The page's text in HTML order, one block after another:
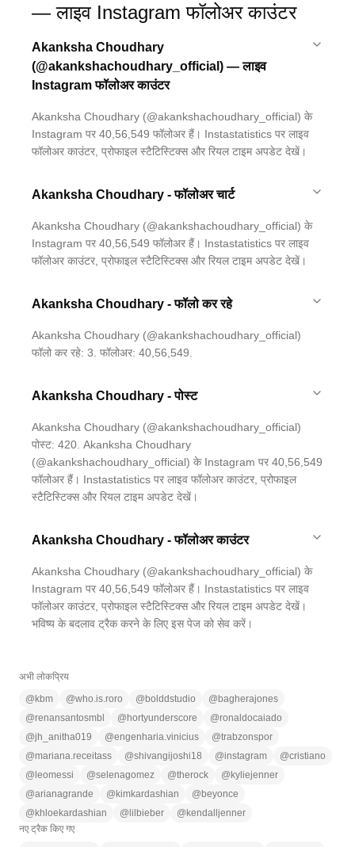
— लाइव Instagram फॉलोअर काउंटर
Akanksha Choudhary
(@akankshachoudhary_official) — लाइव
Instagram फॉलोअर काउंटर
Akanksha Choudhary (@akankshachoudhary_official) के
Instagram पर 40,56,549 फॉलोअर हैं। Instastatistics पर लाइव
फॉलोअर काउंटर, प्रोफाइल स्टैटिस्टिक्स और रियल टाइम अपडेट देखें।
Akanksha Choudhary - फॉलोअर चार्ट
Akanksha Choudhary (@akankshachoudhary_official) के
Instagram पर 40,56,549 फॉलोअर हैं। Instastatistics पर लाइव
फॉलोअर काउंटर, प्रोफाइल स्टैटिस्टिक्स और रियल टाइम अपडेट देखें।
Akanksha Choudhary - फॉलो कर रहे
Akanksha Choudhary (@akankshachoudhary_official)
फॉलो कर रहे: 3. फॉलोअर: 40,56,549.
Akanksha Choudhary - पोस्ट
Akanksha Choudhary (@akankshachoudhary_official)
पोस्ट: 420. Akanksha Choudhary
(@akankshachoudhary_official) के Instagram पर 40,56,549
फॉलोअर हैं। Instastatistics पर लाइव फॉलोअर काउंटर, प्रोफाइल
स्टैटिस्टिक्स और रियल टाइम अपडेट देखें।
Akanksha Choudhary - फॉलोअर काउंटर
Akanksha Choudhary (@akankshachoudhary_official) के
Instagram पर 40,56,549 फॉलोअर हैं। Instastatistics पर लाइव
फॉलोअर काउंटर, प्रोफाइल स्टैटिस्टिक्स और रियल टाइम अपडेट देखें।
भविष्य के बदलाव ट्रैक करने के लिए इस पेज को सेव करें।
अभी लोकप्रिय
@ kbm @who.is.roro @ bolddstudio @ bagherajones
@renansantosmbl @ hortyunderscore @ronaldocaiado
@jh_anitha019 @engenharia.vinicius @trabzonspor
@mariana.receitass @shivangijoshi18 @instagram @cristiano
@ leomessi @selenagomez @therock @ kyliejenner
@arianagrande @ kimkardashian @ beyonce
@ khloekardashian @ lilbieber @ kendalljenner
नए ट्रैक किए गए